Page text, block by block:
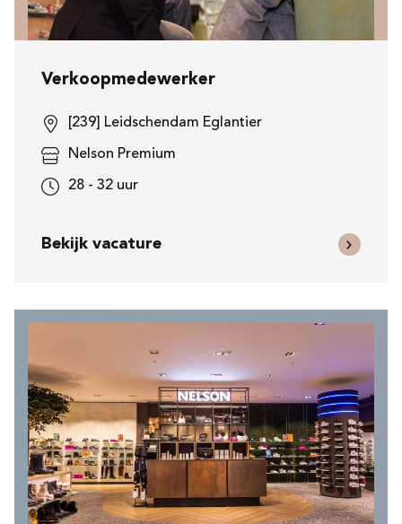
Verkoopmedewerker
[239] Leidschendam Eglantier
Nelson Premium
28 - 32 uur
Bekijk vacature